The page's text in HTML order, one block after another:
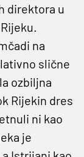
direktora u
na
slične
ozbiljna
Rijekin dres
ni kao
je